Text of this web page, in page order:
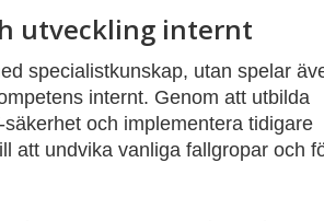
utveckling internt
specialistkunskap, utan spelar
internt. Genom att utbilda
och implementera tidigare
att undvika vanliga fallgropar och